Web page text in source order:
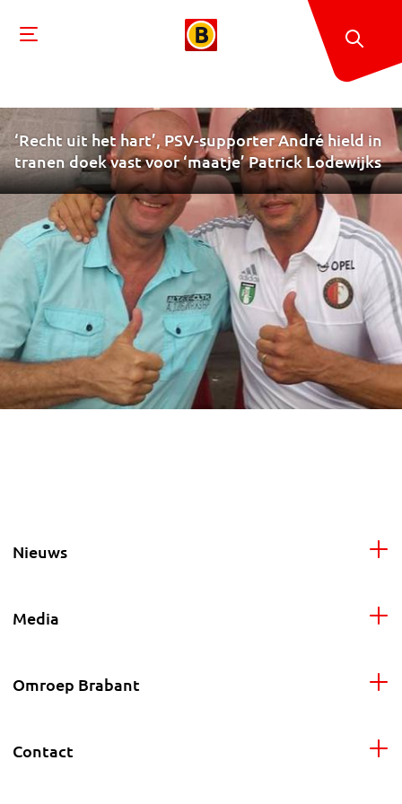
‘Recht uit het hart’, PSV-supporter André hield in
tranen doek vast voor ‘maatje’ Patrick Lodewijks
Nieuws
Media
Omroep Brabant
Contact